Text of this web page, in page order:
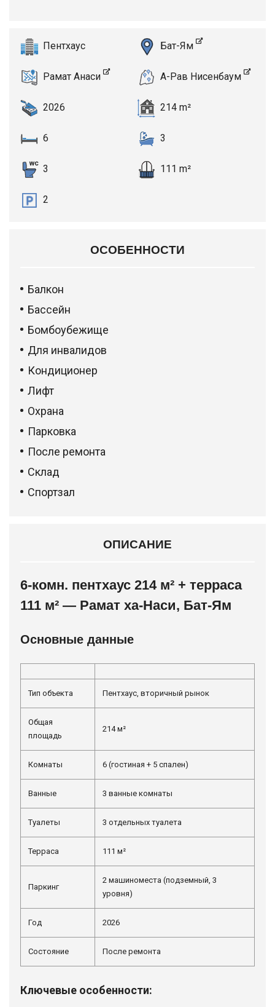
Пентхаус Бат-Ям
Рамат Анаси А-Рав Нисенбаум
2026 214 m²
6 3
3 111 m²
2
ОСОБЕННОСТИ
Балкон
Бассейн
Бомбоубежище
Для инвалидов
Кондиционер
Лифт
Охрана
Парковка
После ремонта
Склад
Спортзал
ОПИСАНИЕ
6-комн. пентхаус 214 м² + терраса
111 м² — Рамат ха-Наси, Бат-Ям
Основные данные
Тип объекта Пентхаус, вторичный рынок
Общая
площадь
214 м²
Комнаты 6 (гостиная + 5 спален)
Ванные 3 ванные комнаты
Туалеты 3 отдельных туалета
Терраса 111 м²
Паркинг
2 машиноместа (подземный, 3
уровня)
Год 2026
Состояние После ремонта
Ключевые особенности: